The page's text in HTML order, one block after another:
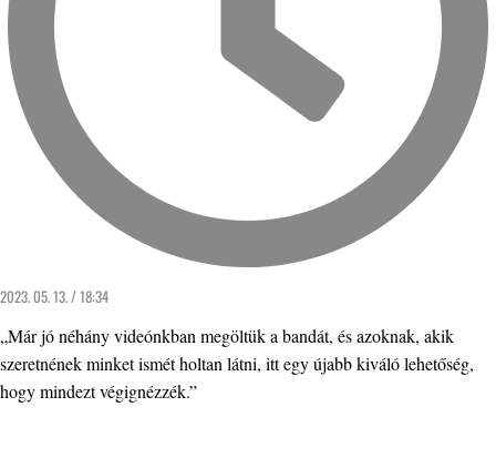
2023. 05. 13. / 18:34
„Már jó néhány videónkban megöltük a bandát, és azoknak, akik
szeretnének minket ismét holtan látni, itt egy újabb kiváló lehetőség,
hogy mindezt végignézzék.”